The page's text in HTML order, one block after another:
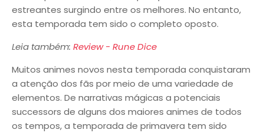
estreantes surgindo entre os melhores. No entanto,
esta temporada tem sido o completo oposto.
Leia também: Review - Rune Dice
Muitos animes novos nesta temporada conquistaram
a atenção dos fãs por meio de uma variedade de
elementos. De narrativas mágicas a potenciais
successors de alguns dos maiores animes de todos
os tempos, a temporada de primavera tem sido